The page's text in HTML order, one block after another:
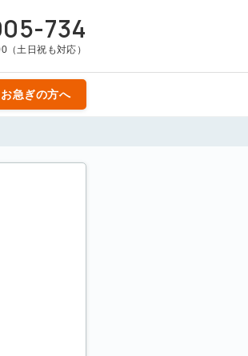
734
土日祝も対応）
お急ぎの方へ